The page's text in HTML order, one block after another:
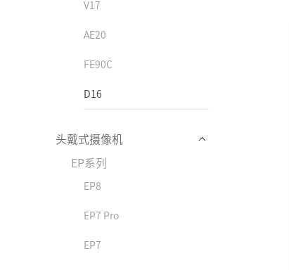
V17
AE20
FE90C
D16
头戴式摄像机
EP系列
EP8
EP7 Pro
EP7